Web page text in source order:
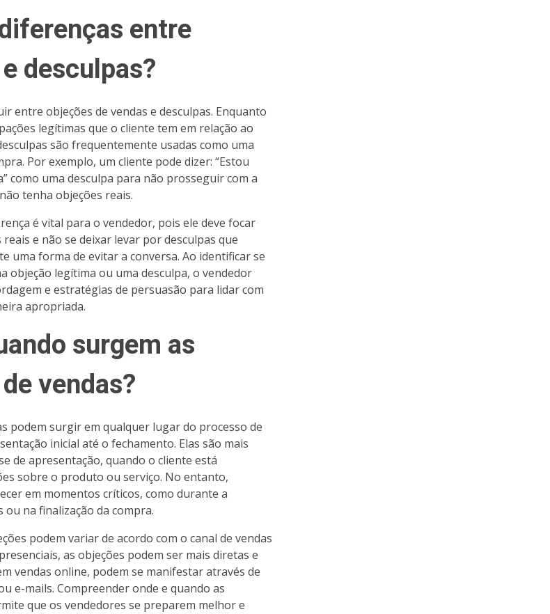
entre
desculpas?
entre objeções de vendas e desculpas. Enquanto
legítimas que o cliente tem em relação ao
são frequentemente usadas como uma
Por exemplo, um cliente pode dizer: “Estou
como uma desculpa para não prosseguir com a
tenha objeções reais.
é vital para o vendedor, pois ele deve focar
e não se deixar levar por desculpas que
uma forma de evitar a conversa. Ao identificar se
objeção legítima ou uma desculpa, o vendedor
e estratégias de persuasão para lidar com
apropriada.
surgem as
vendas?
podem surgir em qualquer lugar do processo de
inicial até o fechamento. Elas são mais
de apresentação, quando o cliente está
sobre o produto ou serviço. No entanto,
em momentos críticos, como durante a
ou na finalização da compra.
podem variar de acordo com o canal de vendas
as objeções podem ser mais diretas e
vendas online, podem se manifestar através de
e-mails. Compreender onde e quando as
que os vendedores se preparem melhor e